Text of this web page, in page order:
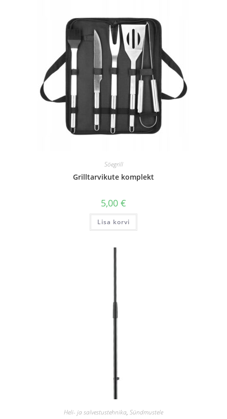
Söegrill
Grilltarvikute komplekt
5,00 €
Lisa korvi
Heli- ja salvestustehnika, Sündmustele